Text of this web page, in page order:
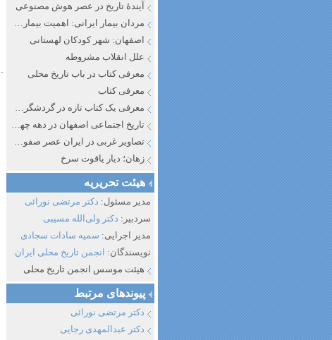
آیندهٔ تاریخ در عصر هوش مصنوعی
مردان بیمار ایرانی: اهمیت بیماری به عنوان عاملی در تفسیر تاریخ سیاسی ایران جدید
اصفهان: شهر کودکان لهستانی
علل انقلاب مشروطه
معرفی کتاب در باب تاریخ محلی
معرفی کتاب
معرفی یک کتاب تازه در گردشگری اصفهان
تاریخ اجتماعی اصفهان در دهه چهل و پنجاه از نگاه طنز نوروز جمشاد
تصاویر غربی در ایران عصر صفوی و قاجار
زهان؛ دیار یاقوت سرخ
هیئت تحریریه
مدیر مسئول: دکتر مرتضی نورائی
سردبیر: دکتر ولی‌الله مسیبی
مدیر اجرایی: سمیه سادات سجادی
نویسندگان: انجمن تاریخ محلی ایران
هیئت موسس انجمن تاریخ محلی
پیوند‌های مرتبط
دکتر مرتضی نورائی
دکتر عبدالمهدی رجایی